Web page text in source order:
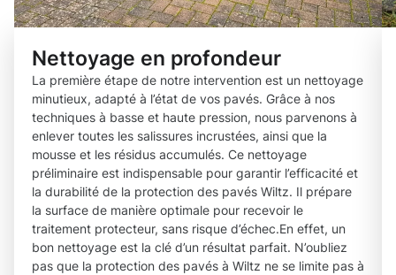
Nettoyage en profondeur
La première étape de notre intervention est un nettoyage
minutieux, adapté à l’état de vos pavés. Grâce à nos
techniques à basse et haute pression, nous parvenons à
enlever toutes les salissures incrustées, ainsi que la
mousse et les résidus accumulés. Ce nettoyage
préliminaire est indispensable pour garantir l’efficacité et
la durabilité de la protection des pavés Wiltz. Il prépare
la surface de manière optimale pour recevoir le
traitement protecteur, sans risque d’échec.En effet, un
bon nettoyage est la clé d’un résultat parfait. N’oubliez
pas que la protection des pavés à Wiltz ne se limite pas à